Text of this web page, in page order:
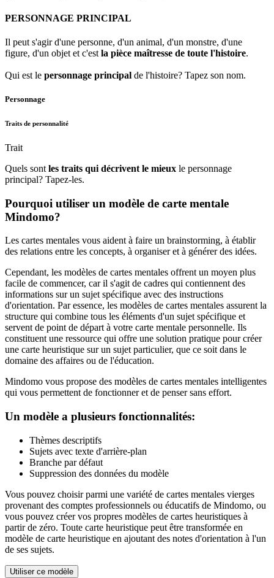
PERSONNAGE PRINCIPAL
Il peut s'agir d'une personne, d'un animal, d'un monstre, d'une
figure, d'un objet et c'est la pièce maîtresse de toute l'histoire.
Qui est le personnage principal de l'histoire? Tapez son nom.
Personnage
Traits de personnalité
Trait
Quels sont les traits qui décrivent le mieux le personnage
principal? Tapez-les.
Pourquoi utiliser un modèle de carte mentale
Mindomo?
Les cartes mentales vous aident à faire un brainstorming, à établir
des relations entre les concepts, à organiser et à générer des idées.
Cependant, les modèles de cartes mentales offrent un moyen plus
facile de commencer, car il s'agit de cadres qui contiennent des
informations sur un sujet spécifique avec des instructions
d'orientation. Par essence, les modèles de cartes mentales assurent la
structure qui combine tous les éléments d'un sujet spécifique et
servent de point de départ à votre carte mentale personnelle. Ils
constituent une ressource qui offre une solution pratique pour créer
une carte heuristique sur un sujet particulier, que ce soit dans le
domaine des affaires ou de l'éducation.
Mindomo vous propose des modèles de cartes mentales intelligentes
qui vous permettent de fonctionner et de penser sans effort.
Un modèle a plusieurs fonctionnalités:
Thèmes descriptifs
Sujets avec texte d'arrière-plan
Branche par défaut
Suppression des données du modèle
Vous pouvez choisir parmi une variété de cartes mentales vierges
provenant des comptes professionnels ou éducatifs de Mindomo, ou
vous pouvez créer vos propres modèles de cartes heuristiques à
partir de zéro. Toute carte heuristique peut être transformée en
modèle de carte heuristique en ajoutant des notes d'orientation à l'un
de ses sujets.
Utiliser ce modèle